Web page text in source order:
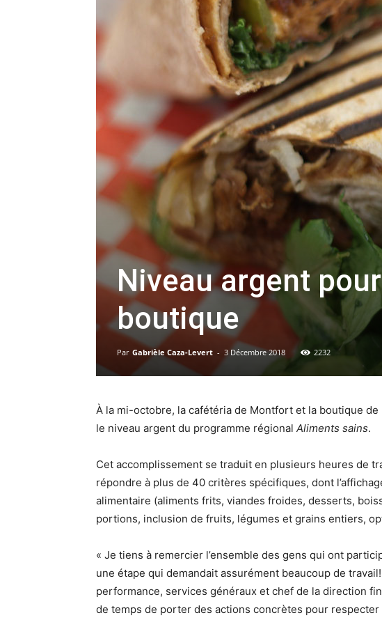
Niveau argent
boutique
Par Gabrièle Caza-Levert - 3 Décembre 2018 2232
À la mi-octobre, la cafétéria de Montfort et la boutique de
le niveau argent du programme régional Aliments sains.
Cet accomplissement se traduit en plusieurs heures de
répondre à plus de 40 critères spécifiques, dont
alimentaire (aliments frits, viandes froides, desserts,
portions, inclusion de fruits, légumes et grains entiers,
« Je tiens à remercier l’ensemble des gens qui ont
une étape qui demandait assurément beaucoup de
performance, services généraux et chef de la direction
de temps de porter des actions concrètes pour respecter